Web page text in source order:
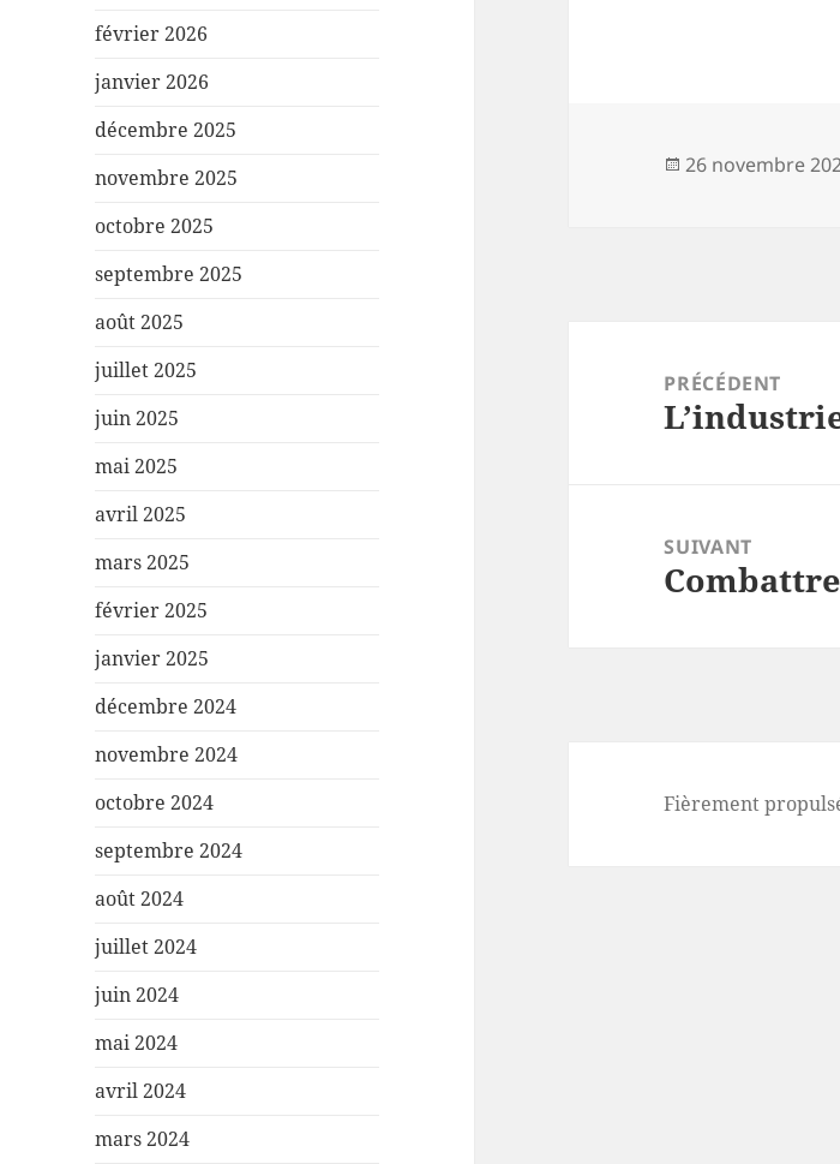
février 2026
janvier 2026
décembre 2025
novembre 2025
octobre 2025
septembre 2025
août 2025
juillet 2025
juin 2025
mai 2025
avril 2025
mars 2025
février 2025
janvier 2025
décembre 2024
novembre 2024
octobre 2024
septembre 2024
août 2024
juillet 2024
juin 2024
mai 2024
avril 2024
mars 2024
Publié
26 novembre
PRÉCÉDENT
Article
SUIVANT
Article
Fièrement